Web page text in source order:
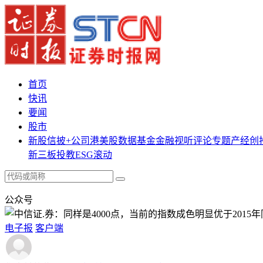
首页
快讯
要闻
股市
新股信披+公司港美股数据基金金融视听评论专题产经创
新三板投教ESG滚动
公众号
电子报 客户端